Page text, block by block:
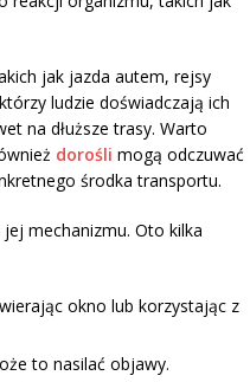
jak jazda autem, rejsy
ludzie doświadczają ich
na dłuższe trasy. Warto
dorośli mogą odczuwać
środka transportu.
mechanizmu. Oto kilka
okno lub korzystając z
to nasilać objawy.